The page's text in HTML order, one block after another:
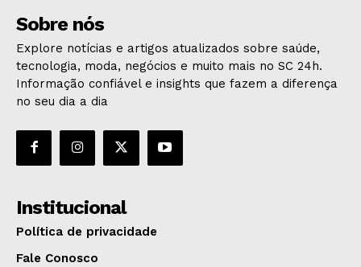
Sobre nós
Explore notícias e artigos atualizados sobre saúde,
tecnologia, moda, negócios e muito mais no SC 24h.
Informação confiável e insights que fazem a diferença
no seu dia a dia
Institucional
Política de privacidade
Fale Conosco